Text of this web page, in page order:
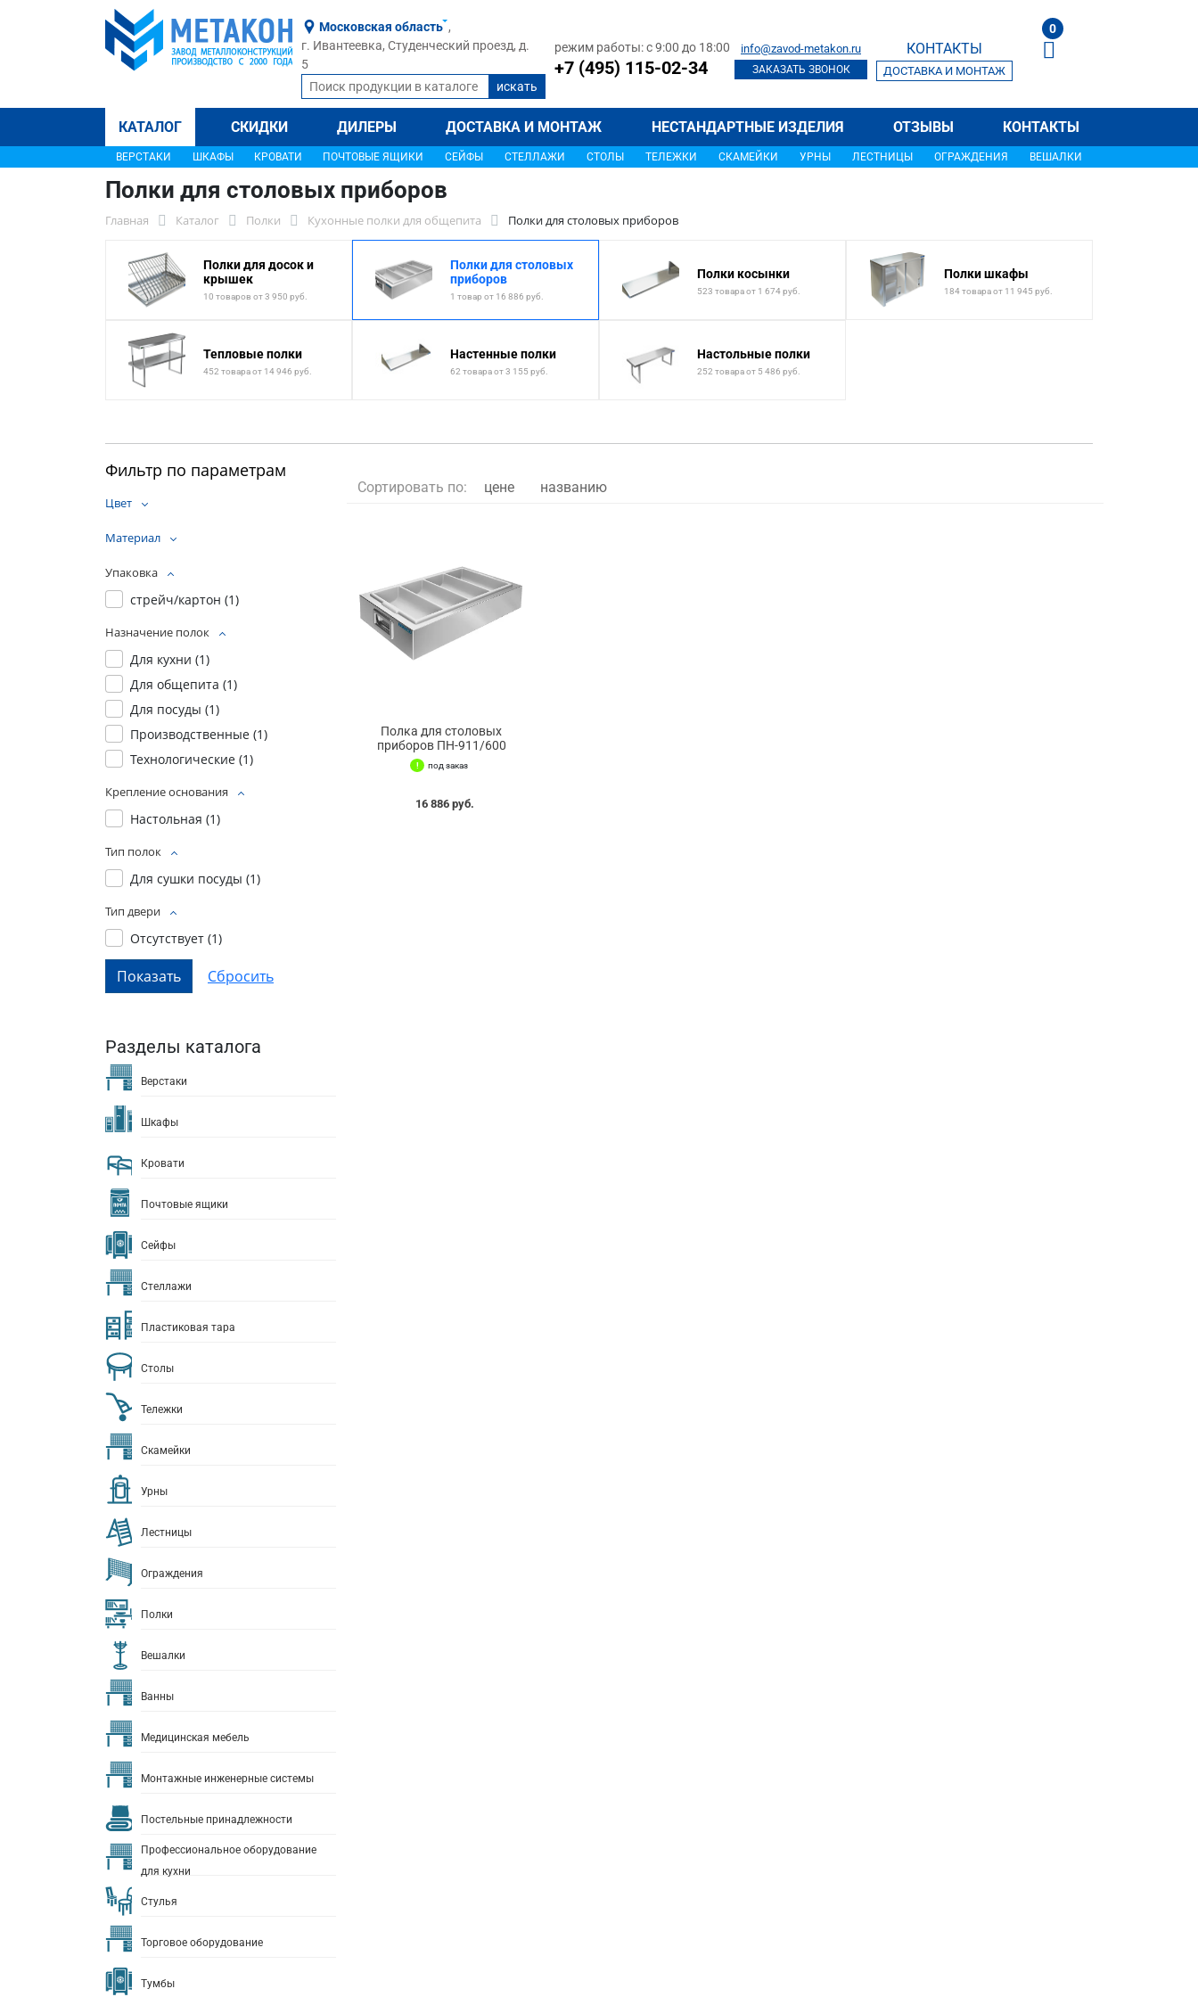
Московская область ,
г. Ивантеевка, Студенческий проезд, д.
5
режим работы: с 9:00 до 18:00
+7 (495) 115-02-34
info@zavod-metakon.ru
ЗАКАЗАТЬ ЗВОНОК
КОНТАКТЫ
ДОСТАВКА И МОНТАЖ
0
КАТАЛОГ СКИДКИ ДИЛЕРЫ ДОСТАВКА И МОНТАЖ НЕСТАНДАРТНЫЕ ИЗДЕЛИЯ ОТЗЫВЫ КОНТАКТЫ
ВЕРСТАКИ ШКАФЫ КРОВАТИ ПОЧТОВЫЕ ЯЩИКИ СЕЙФЫ СТЕЛЛАЖИ СТОЛЫ ТЕЛЕЖКИ СКАМЕЙКИ УРНЫ ЛЕСТНИЦЫ ОГРАЖДЕНИЯ ВЕШАЛКИ
Полки для столовых приборов
Главная Каталог Полки Кухонные полки для общепита Полки для столовых приборов
Полки для досок и
крышек
10 товаров от 3 950 руб.
Полки для столовых
приборов
1 товар от 16 886 руб.
Полки косынки
523 товара от 1 674 руб.
Полки шкафы
184 товара от 11 945 руб.
Тепловые полки
452 товара от 14 946 руб.
Настенные полки
62 товара от 3 155 руб.
Настольные полки
252 товара от 5 486 руб.
Фильтр по параметрам
Цвет
Материал
Упаковка
стрейч/картон (1)
Назначение полок
Для кухни (1)
Для общепита (1)
Для посуды (1)
Производственные (1)
Технологические (1)
Крепление основания
Настольная (1)
Тип полок
Для сушки посуды (1)
Тип двери
Отсутствует (1)
Разделы каталога
Верстаки
Шкафы
Кровати
Почтовые ящики
Сейфы
Стеллажи
Пластиковая тара
Столы
Тележки
Скамейки
Урны
Лестницы
Ограждения
Полки
Вешалки
Ванны
Медицинская мебель
Монтажные инженерные системы
Постельные принадлежности
Профессиональное оборудование
для кухни
Стулья
Торговое оборудование
Тумбы
Сортировать по: цене названию
Полка для столовых
приборов ПН-911/600
под заказ
16 886 руб.